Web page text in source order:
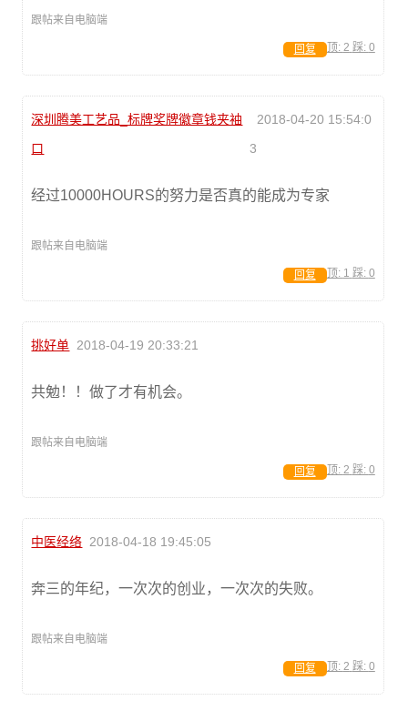
跟帖来自电脑端
顶: 2 踩: 0
回复
深圳腾美工艺品_标牌奖牌徽章钱夹袖
口
2018-04-20 15:54:0
3
经过10000HOURS的努力是否真的能成为专家
跟帖来自电脑端
顶: 1 踩: 0
回复
挑好单 2018-04-19 20:33:21
共勉！！做了才有机会。
跟帖来自电脑端
顶: 2 踩: 0
回复
中医经络 2018-04-18 19:45:05
奔三的年纪，一次次的创业，一次次的失败。
跟帖来自电脑端
顶: 2 踩: 0
回复